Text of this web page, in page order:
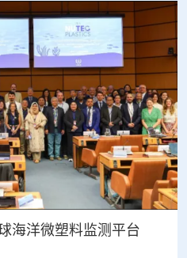
海洋微塑料监测平台